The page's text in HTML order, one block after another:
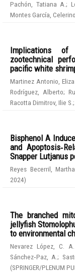
Pachón, Tatiana A. ;
Montes García, Celerino
Implications of
zootechnical
pacific white
Martinez Antonio,
Rodríguez, Alberto;
Racotta Dimitrov, Ilie S. ;
Bisphenol A
and
Snapper Lutjanus
Reyes Becerril,
2024)
The branched
jellyfish
to environmental
Nevarez López, C. A.
Sánchez‑Paz, A.;
(SPRINGER/PLENUM